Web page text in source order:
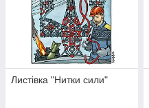
Листівка "Нитки сили"